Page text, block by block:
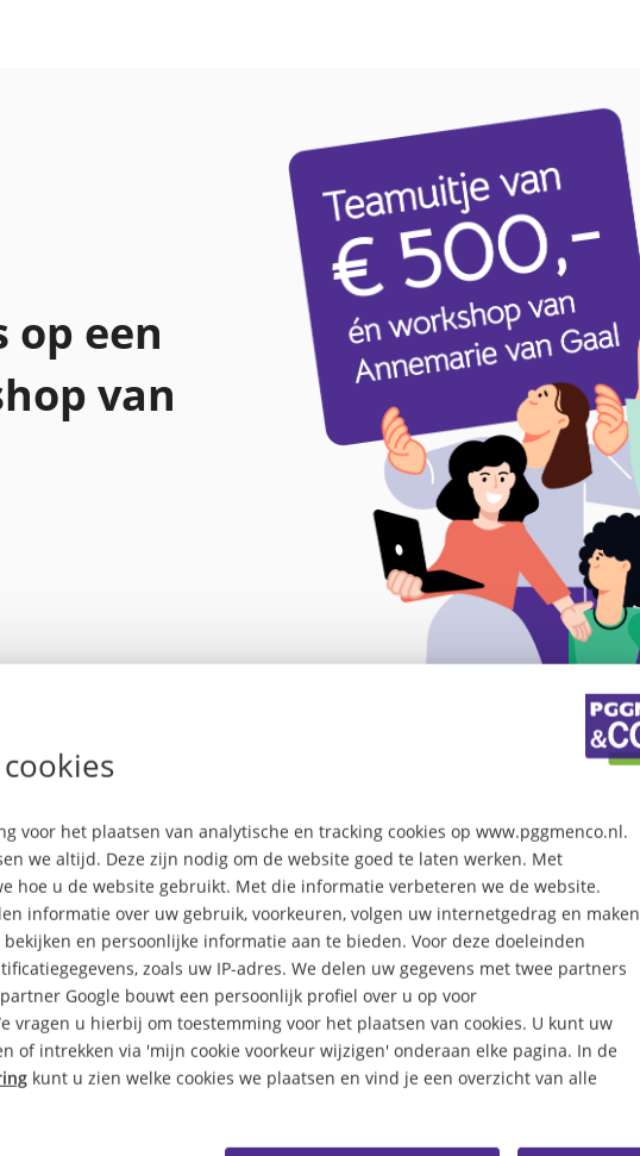
voor het plaatsen van analytische en tracking cookies op www.pggmenco.nl.
we altijd. Deze zijn nodig om de website goed te laten werken. Met
hoe u de website gebruikt. Met die informatie verbeteren we de website.
informatie over uw gebruik, voorkeuren, volgen uw internetgedrag en maken
bekijken en persoonlijke informatie aan te bieden. Voor deze doeleinden
zoals uw IP-adres. We delen uw gegevens met twee partners
Google bouwt een persoonlijk profiel over u op voor
vragen u hierbij om toestemming voor het plaatsen van cookies. U kunt uw
of intrekken via 'mijn cookie voorkeur wijzigen' onderaan elke pagina. In de
kunt u zien welke cookies we plaatsen en vind je een overzicht van alle
een
van
Top 100 is een initiatief van